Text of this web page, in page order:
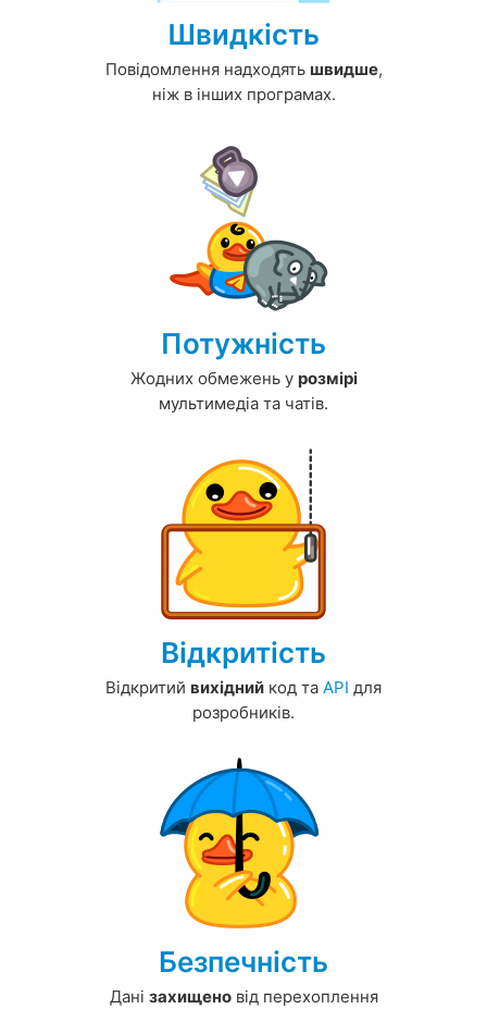
Швидкість
Повідомлення надходять швидше,
ніж в інших програмах.
Потужність
Жодних обмежень у розмірі
мультимедіа та чатів.
Відкритість
Відкритий вихідний код та API для
розробників.
Безпечність
Дані захищеновід перехоплення